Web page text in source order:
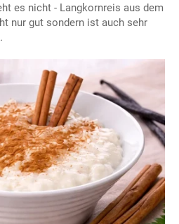
es nicht - Langkornreis aus dem
nur gut sondern ist auch sehr